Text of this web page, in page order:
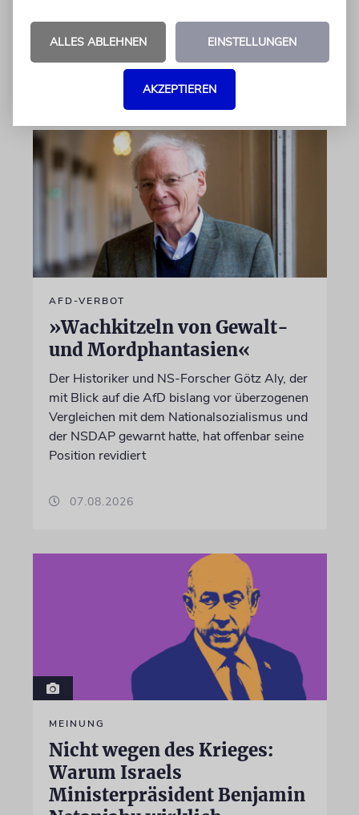
AFD-VERBOT
»Wachkitzeln von Gewalt-
und Mordphantasien«
Der Historiker und NS-Forscher Götz Aly, der
mit Blick auf die AfD bislang vor überzogenen
Vergleichen mit dem Nationalsozialismus und
der NSDAP gewarnt hatte, hat offenbar seine
Position revidiert
07.08.2026
MEINUNG
Nicht wegen des Krieges:
Warum Israels
Ministerpräsident Benjamin
ALLES ABLEHNEN EINSTELLUNGEN
AKZEPTIEREN